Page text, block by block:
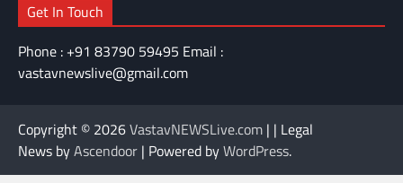
Get In Touch
Phone : +91 83790 59495 Email :
vastavnewslive@gmail.com
Copyright © 2026VastavNEWSLive.com | | Legal
News byAscendoor | Powered byWordPress.